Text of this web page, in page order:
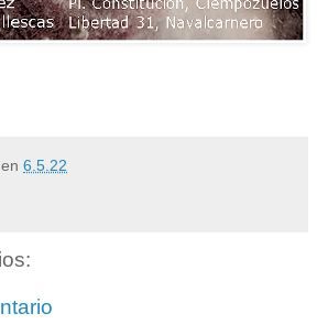
en 6.5.22